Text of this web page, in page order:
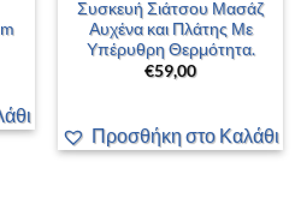
Συσκευή Σιάτσου Μασάζ
Αυχένα και Πλάτης Με
Υπέρυθρη Θερμότητα.
€59,00
Προσθήκη στο Καλάθι